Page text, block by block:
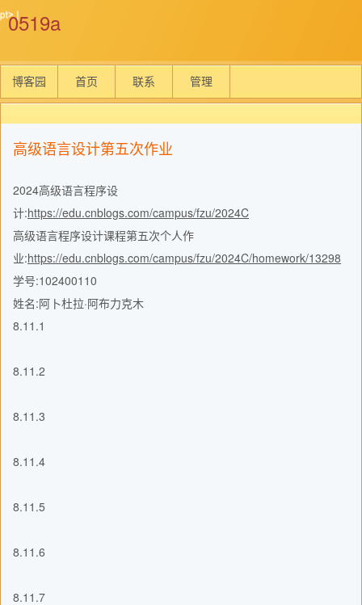
0519a
博客园 首页 联系 管理
高级语言设计第五次作业
2024高级语言程序设
计:https://edu.cnblogs.com/campus/fzu/2024C
高级语言程序设计课程第五次个人作
业:https://edu.cnblogs.com/campus/fzu/2024C/homework/13298
学号:102400110
姓名:阿卜杜拉·阿布力克木
8.11.1
8.11.2
8.11.3
8.11.4
8.11.5
8.11.6
8.11.7